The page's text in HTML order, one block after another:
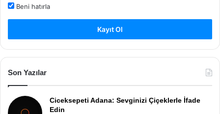
Beni hatırla
Kayıt Ol
Son Yazılar
Ciceksepeti Adana: Sevginizi Çiçeklerle İfade
Edin